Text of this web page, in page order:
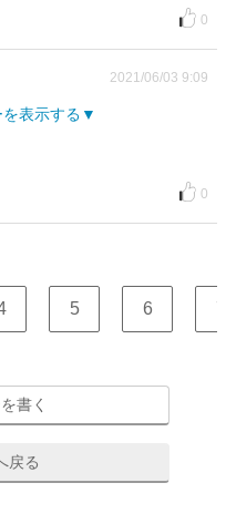
0
2021/06/03 9:09
表示する
0
5 6 7
書く
戻る